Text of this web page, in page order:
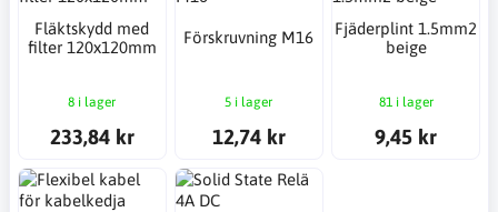
Fläktskydd med
filter 120x120mm
8 i lager
233,84 kr
Förskruvning M16
5 i lager
12,74 kr
Fjäderplint 1.5mm2
beige
81 i lager
9,45 kr